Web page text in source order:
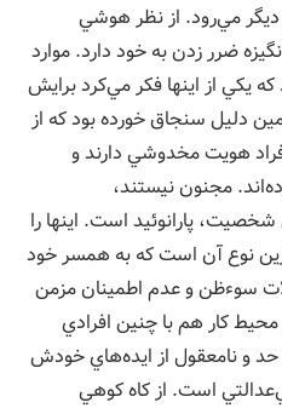
مي‌رود. از نظر هوشي
ضرر زدن به خود دارد. موارد
يكي از اينها فكر مي‌كرد برايش
دليل سنجاق خورده بود كه از
هويت مخدوشي دارند و
مجنون نيستند،
پارانوئيد است. اينها را
نوع آن است كه به همسر خود
سوءظن و عدم اطمينان مزمن
كار هم با چنين افرادي
و نامعقول از ايده‌هاي خودش
است. از كاه كوهي